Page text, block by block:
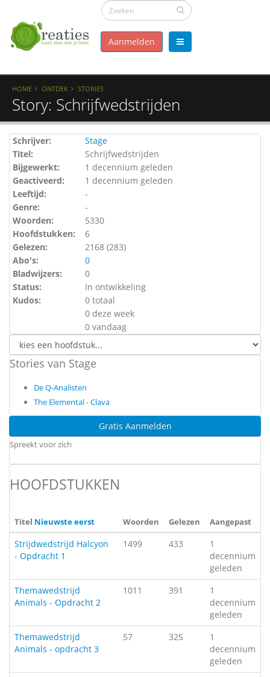
Aanmelden
HOME ONTDEK STORIES
Story: Schrijfwedstrijden
Schrijver:
Stage
Titel:
Schrijfwedstrijden
Bijgewerkt:
1 decennium geleden
Geactiveerd:
1 decennium geleden
Leeftijd:
-
Genre:
-
Woorden:
5330
Hoofdstukken:
6
Gelezen:
2168 (283)
Abo's:
0
Bladwijzers:
0
Status:
In ontwikkeling
Kudos:
0 totaal
0 deze week
0 vandaag
Stories van Stage
De Q-Analisten
The Elemental - Clava
Gratis Aanmelden
Spreekt voor zich
HOOFDSTUKKEN
Titel Nieuwste eerst Woorden Gelezen Aangepast
Strijdwedstrijd Halcyon
- Opdracht 1
1499 433
1
decennium
geleden
Themawedstrijd
Animals - Opdracht 2
1011 391
1
decennium
geleden
Themawedstrijd
Animals - opdracht 3
57 325
1
decennium
geleden